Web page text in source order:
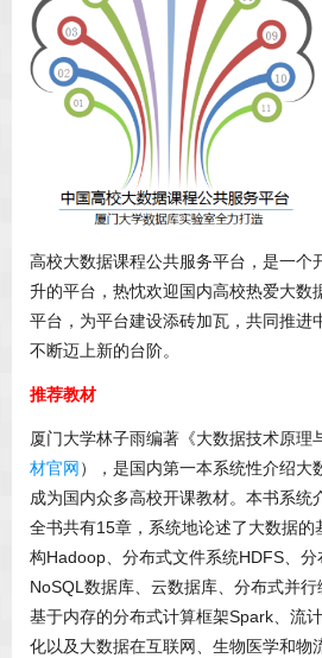
高校大数据课程公共服务平台，是一个
升的平台，热忱欢迎国内高校热爱大数
平台，为平台建设添砖加瓦，共同推进
不断迈上新的台阶。
推荐教材
厦门大学林子雨编著《大数据技术原理
材官网），是国内第一本系统性介绍大
成为国内众多高校开课教材。本书系统
全书共有15章，系统地论述了大数据的
构Hadoop、分布式文件系统HDFS、分
NoSQL数据库、云数据库、分布式并行
基于内存的分布式计算框架Spark、流
化以及大数据在互联网、生物医学和物